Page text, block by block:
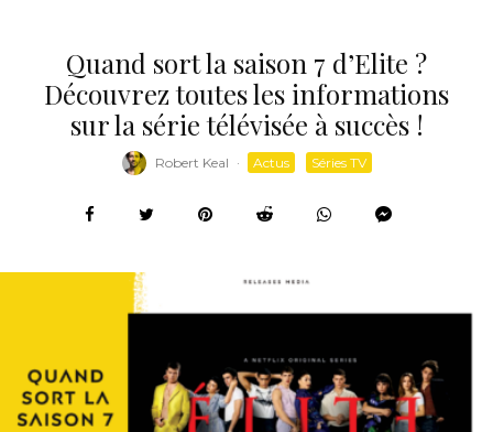
Quand sort la saison 7 d’Elite ?
Découvrez toutes les informations
sur la série télévisée à succès !
Robert Keal · Actus Séries TV